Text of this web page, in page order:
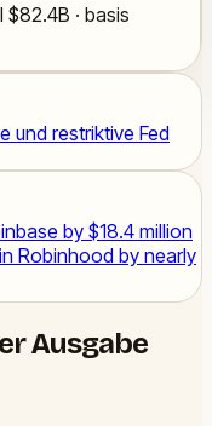
· basis
und restriktive Fed
by $18.4 million
Robinhood by nearly
Ausgabe